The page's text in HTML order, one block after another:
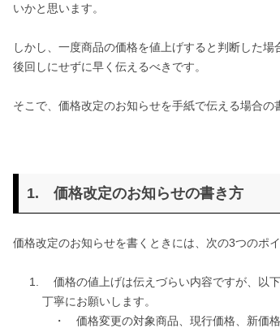
いかと思います。
しかし、一度商品の価格を値上げすると判断した場
後回しにせずに早く伝えるべきです。
そこで、価格改定のお知らせを手紙で伝える場合の
1. 価格改定のお知らせの書き方
価格改定のお知らせを書くときには、次の3つのポ
価格の値上げは伝えづらい内容ですが、以
丁寧にお願いします。
・ 価格変更の対象商品、現行価格、新価格